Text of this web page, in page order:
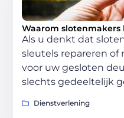
Waarom slotenmakers
Als u denkt dat
sleutels repareren of
voor uw gesloten
slechts gedeeltelijk
Dienstverlening